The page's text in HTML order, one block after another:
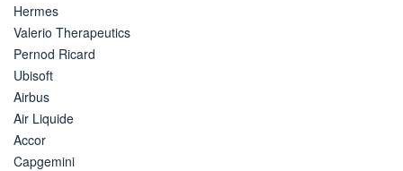
Hermes
Valerio Therapeutics
Pernod Ricard
Ubisoft
Airbus
Air Liquide
Accor
Capgemini